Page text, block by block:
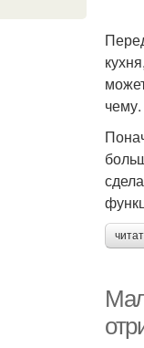
чему.